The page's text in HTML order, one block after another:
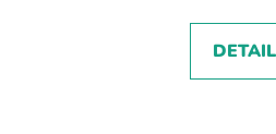
DETAIL